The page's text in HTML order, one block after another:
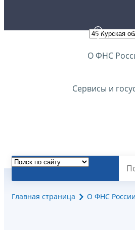
О ФНС
Сервисы и
Главная страница О ФНС России